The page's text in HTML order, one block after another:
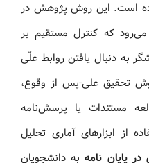
است. این روش پژوهش در
می‌رود که کنترل مستقیم بر
به دنبال یافتن روابط علّی
تحقیق علی-پس از وقوع،
مستندات یا پرسش‌نامه
از ابزارهای آماری تحلیل
پایان‌ نامهبه دانشجویان